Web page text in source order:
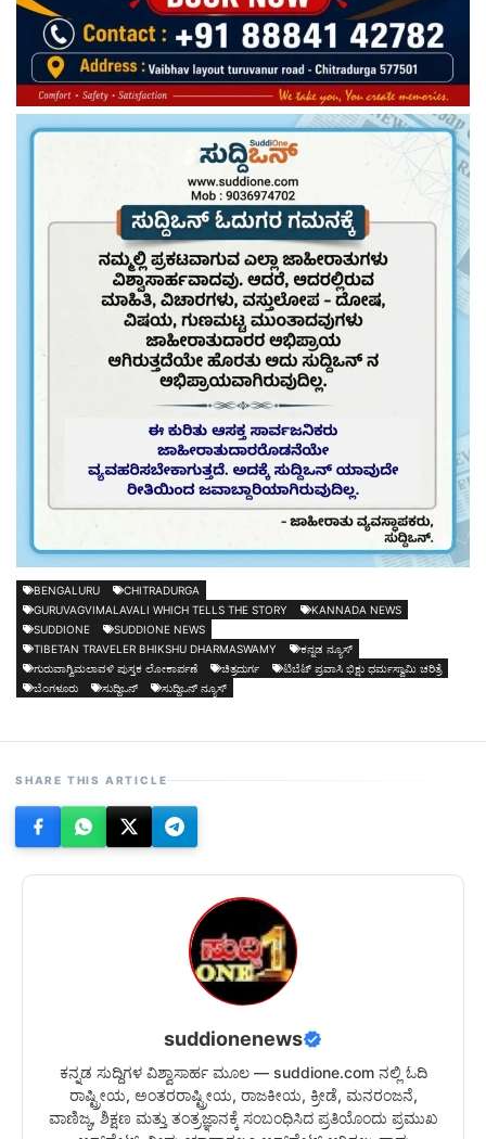
BENGALURU
CHITRADURGA
GURUVAGVIMALAVALI WHICH TELLS THE STORY
KANNADA NEWS
SUDDIONE
SUDDIONE NEWS
TIBETAN TRAVELER BHIKSHU DHARMASWAMY
ಕನ್ನಡ ನ್ಯೂಸ್
ಗುರುವಾಗ್ವಿಮಲಾವಳಿ ಪುಸ್ತಕ ಲೋಕಾರ್ಪಣೆ
ಚಿತ್ರದುರ್ಗ
ಟಿಬೆಟ್ ಪ್ರವಾಸಿ ಭಿಕ್ಷು ಧರ್ಮಸ್ವಾಮಿ ಚರಿತ್ರೆ
ಬೆಂಗಳೂರು
ಸುದ್ದಿಒನ್ ಸುದ್ದಿಒನ್ ನ್ಯೂಸ್
SHARE THIS ARTICLE
suddionenews
ಕನ್ನಡ ಸುದ್ದಿಗಳ ವಿಶ್ವಾಸಾರ್ಹ ಮೂಲ — suddione.com ನಲ್ಲಿ ಓದಿ
ರಾಷ್ಟ್ರೀಯ, ಅಂತರರಾಷ್ಟ್ರೀಯ, ರಾಜಕೀಯ, ಕ್ರೀಡೆ, ಮನರಂಜನೆ,
ವಾಣಿಜ್ಯ, ಶಿಕ್ಷಣ ಮತ್ತು ತಂತ್ರಜ್ಞಾನಕ್ಕೆ ಸಂಬಂಧಿಸಿದ ಪ್ರತಿಯೊಂದು ಪ್ರಮುಖ